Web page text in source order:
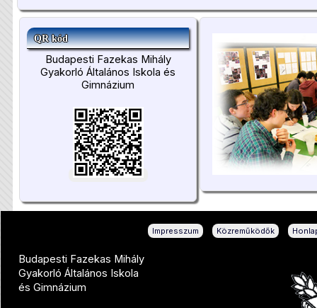
QR kód
Budapesti Fazekas Mihály
Gyakorló Általános Iskola és
Gimnázium
Impresszum Közreműködők
Budapesti Fazekas Mihály
Gyakorló Általános Iskola
és Gimnázium